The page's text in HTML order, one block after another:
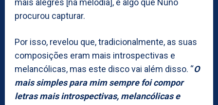
mais alegres [na melodia], é algo que Nuno
procurou capturar.
Por isso, revelou que, tradicionalmente, as suas
composições eram mais introspectivas e
melancólicas, mas este disco vai além disso. “O
mais simples para mim sempre foi compor
letras mais introspectivas, melancólicas e